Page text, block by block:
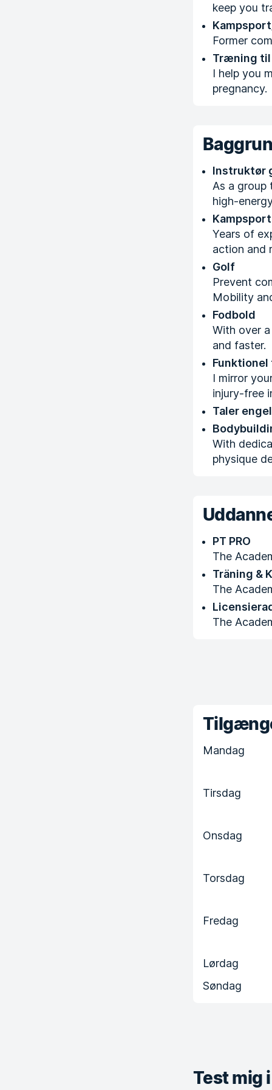
keep you
Former
Træning til
I help you
pregnancy.
Instruktør
As a group
high-
Kampsport
Years of
action and
Golf
Prevent
Mobility
Fodbold
With over
and faster.
I mirror
injury-free
Taler
With
physique
PT PRO
The
Träning &
The
The
Mandag
Tirsdag
Onsdag
Torsdag
Fredag
Lørdag
Søndag
Test mig